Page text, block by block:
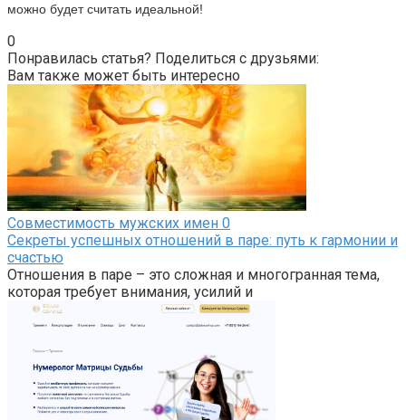
можно будет считать идеальной!
0
Понравилась статья? Поделиться с друзьями:
Вам также может быть интересно
Совместимость мужских имен 0
Секреты успешных отношений в паре: путь к гармонии и
счастью
Отношения в паре – это сложная и многогранная тема,
которая требует внимания, усилий и